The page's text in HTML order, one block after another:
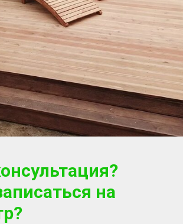
на